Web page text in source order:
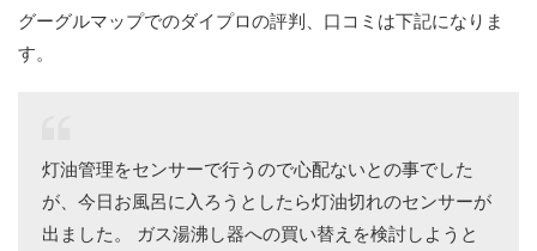
グーグルマップでのダイプロの評判、口コミは下記になりま
す。
灯油管理をセンサーで行うので心配ないとの事でした
が、今日お風呂に入ろうとしたら灯油切れのセンサーが
出ました。 ガス湯沸し器への買い替えを検討しようと